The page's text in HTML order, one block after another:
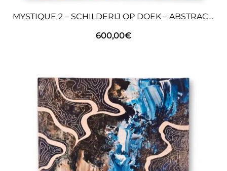
MYSTIQUE 2 – SCHILDERIJ OP DOEK – ABSTRACTE KUNST
600,00€